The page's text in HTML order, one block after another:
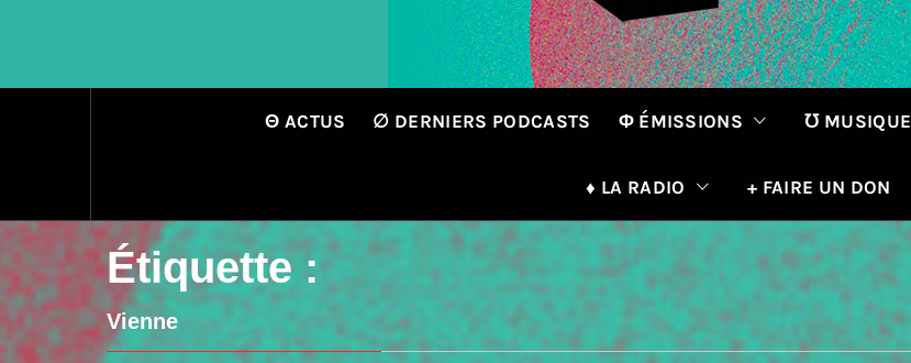
Θ ACTUS ∅ DERNIERS PODCASTS Φ ÉMISSIONS ℧ MUSIQUE
♦ LA RADIO + FAIRE UN DON
Étiquette :
Vienne